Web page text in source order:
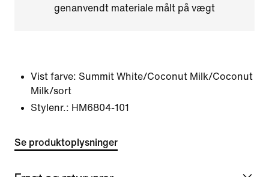
genanvendt materiale målt på vægt
Vist farve: Summit White/Coconut Milk/Coconut
Milk/sort
Stylenr.: HM6804-101
Se produktoplysninger